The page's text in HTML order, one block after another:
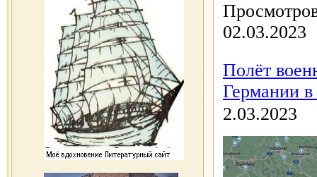
02.03.2023
Полёт
Германии
2.03.2023